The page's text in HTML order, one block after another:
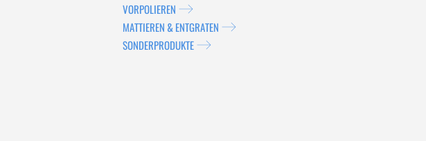
VORPOLIEREN
MATTIEREN & ENTGRATEN
SONDERPRODUKTE